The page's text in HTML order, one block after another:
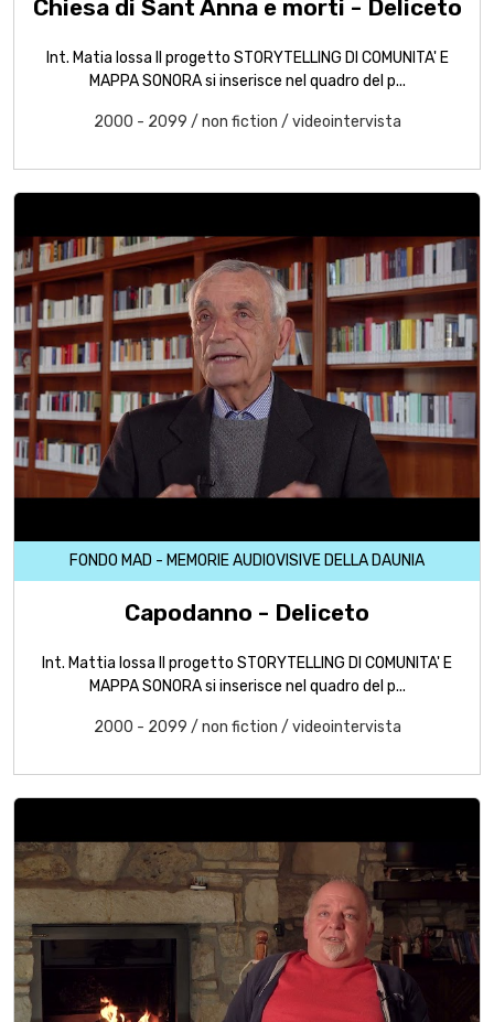
Chiesa di Sant Anna e morti - Deliceto
Int. Matia Iossa Il progetto STORYTELLING DI COMUNITA' E
MAPPA SONORA si inserisce nel quadro del p...
2000 - 2099 / non fiction / videointervista
FONDO MAD - MEMORIE AUDIOVISIVE DELLA DAUNIA
Capodanno - Deliceto
Int. Mattia Iossa Il progetto STORYTELLING DI COMUNITA' E
MAPPA SONORA si inserisce nel quadro del p...
2000 - 2099 / non fiction / videointervista